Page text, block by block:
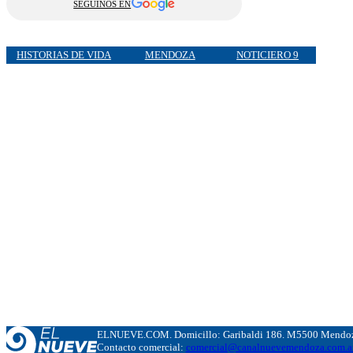
SEGUINOS EN
HISTORIAS DE VIDA MENDOZA NOTICIERO 9
ELNUEVE.COM. Domicillo: Garibaldi 186. M5500
Contacto comercial: